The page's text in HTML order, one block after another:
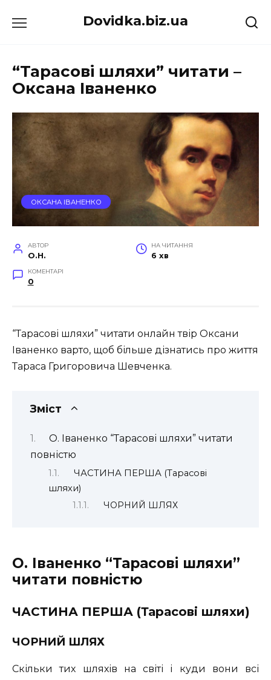
до
Dovidka.biz.ua
“Тарасові шляхи” читати –
Оксана Іваненко
ОКСАНА ІВАНЕНКО
АВТОР
O.H.
НА ЧИТАННЯ
6 хв
КОМЕНТАРІ
0
“Тарасові шляхи” читати онлайн твір Оксани
Іваненко варто, щоб більше дізнатись про життя
Тараса Григоровича Шевченка.
Зміст
О. Іваненко “Тарасові шляхи” читати
повністю
ЧАСТИНА ПЕРША (Тарасові
шляхи)
ЧОРНИЙ ШЛЯХ
О. Іваненко “Тарасові шляхи”
читати повністю
ЧАСТИНА ПЕРША (Тарасові шляхи)
ЧОРНИЙ ШЛЯХ
Скільки тих шляхів на світі і куди вони всі